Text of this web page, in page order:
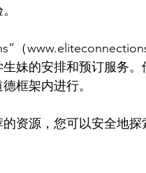
（
妹的安排和预订服务
框架内进行。
资源，您可以安全地